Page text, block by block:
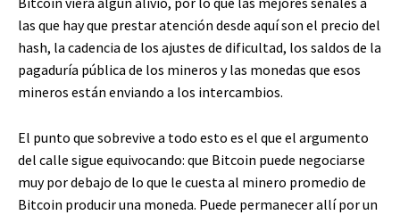
las que hay que prestar atención desde aquí son el precio del
hash, la cadencia de los ajustes de dificultad, los saldos de la
pagaduría pública de los mineros y las monedas que esos
mineros están enviando a los intercambios.
El punto que sobrevive a todo esto es el que el argumento
del calle sigue equivocando: que Bitcoin puede negociarse
muy por debajo de lo que le cuesta al minero promedio de
Bitcoin producir una moneda. Puede permanecer allí por un